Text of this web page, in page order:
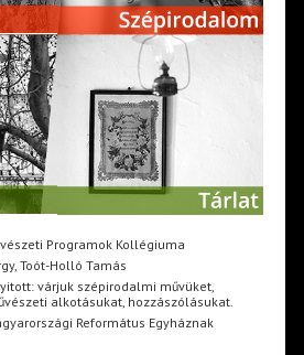
Programok Kollégiuma
Toót-Holló Tamás
várjuk szépirodalmi művüket,
alkotásukat, hozzászólásukat.
Református Egyháznak